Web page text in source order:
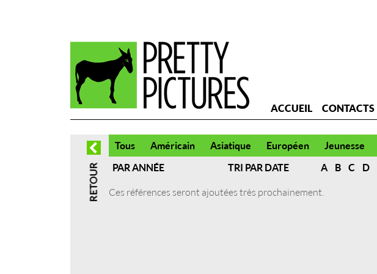
ACCUEIL CONTACTS
Tous Américain Asiatique Européen Jeunesse
PAR ANNÉE
TRI PAR DATE A B C D
Ces références seront ajoutées très prochainement.